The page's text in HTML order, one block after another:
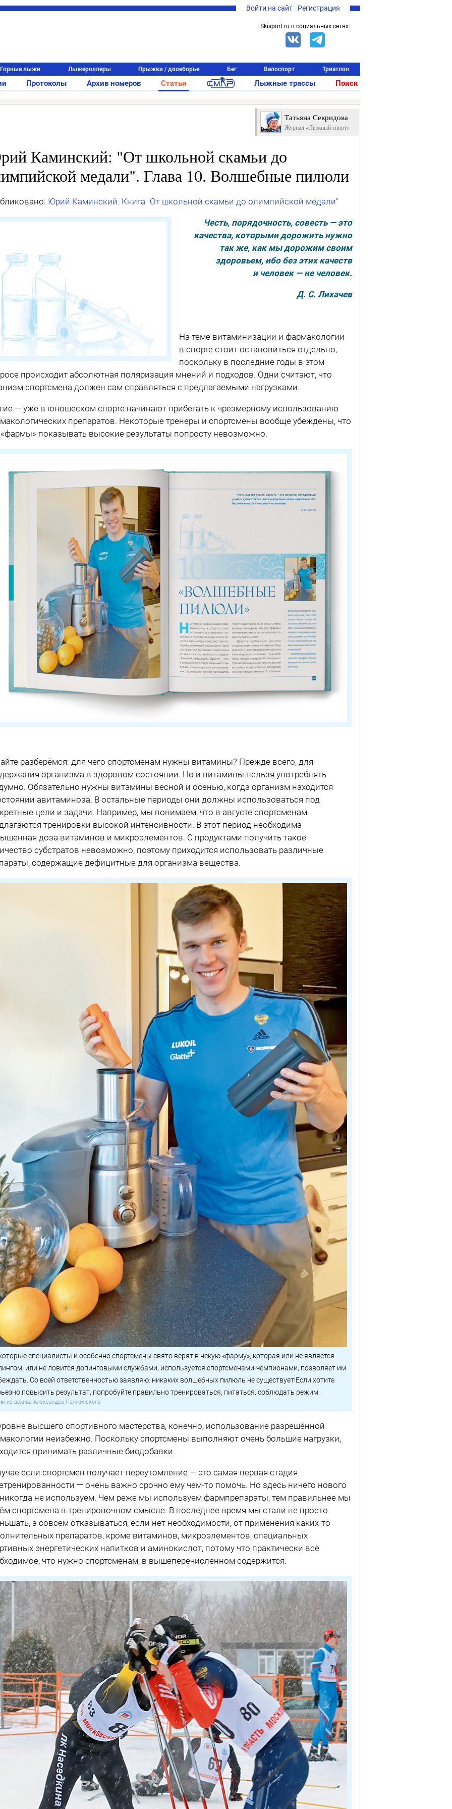
Войти на сайт Регистрация
Skisport.ru в социальных сетях:
Горные лыжи Лыжероллеры Прыжки / двоеборье Бег Велоспорт Триатлон
Протоколы Архив номеров Статьи Лыжные трассы Поиск
Татьяна Секридова
Журнал «Лыжный спорт»
Каминский: "От школьной скамьи до
медали". Глава 10. Волшебные пилюли
Юрий Каминский. Книга "От школьной скамьи до олимпийской медали"
Честь, порядочность, совесть — это
качества, которыми дорожить нужно
так же, как мы дорожим своим
здоровьем, ибо без этих качеств
и человек — не человек.
Д. С. Лихачев
На теме витаминизации и фармакологии
в спорте стоит остановиться отдельно,
поскольку в последние годы в этом
происходит абсолютная поляризация мнений и подходов. Одни считают, что
спортсмена должен сам справляться с предлагаемыми нагрузками.
— уже в юношеском спорте начинают прибегать к чрезмерному использованию
препаратов. Некоторые тренеры и спортсмены вообще убеждены, что
показывать высокие результаты попросту невозможно.
разберёмся: для чего спортсменам нужны витамины? Прежде всего, для
организма в здоровом состоянии. Но и витамины нельзя употреблять
Обязательно нужны витамины весной и осенью, когда организм находится
авитаминоза. В остальные периоды они должны использоваться под
цели и задачи. Например, мы понимаем, что в августе спортсменам
тренировки высокой интенсивности. В этот период необходима
доза витаминов и микроэлементов. С продуктами получить такое
субстратов невозможно, поэтому приходится использовать различные
содержащие дефицитные для организма вещества.
специалисты и особенно спортсмены свято верят в некую «фарму», которая или не является
или не ловится допинговыми службами, используется спортсменами-чемпионами, позволяет им
Со всей ответственностью заявляю: никаких волшебных пилюль не существует!Если хотите
повысить результат, попробуйте правильно тренироваться, питаться, соблюдать режим.
из архива Александра Панжинского
высшего спортивного мастерства, конечно, использование разрешённой
неизбежно. Поскольку спортсмены выполняют очень большие нагрузки,
принимать различные биодобавки.
если спортсмен получает переутомление — это самая первая стадия
— очень важно срочно ему чем-то помочь. Но здесь ничего нового
не используем. Чем реже мы используем фармпрепараты, тем правильнее мы
спортсмена в тренировочном смысле. В последнее время мы стали не просто
а совсем отказываться, если нет необходимости, от применения каких-то
препаратов, кроме витаминов, микроэлементов, специальных
энергетических напитков и аминокислот, потому что практически всё
что нужно спортсменам, в вышеперечисленном содержится.